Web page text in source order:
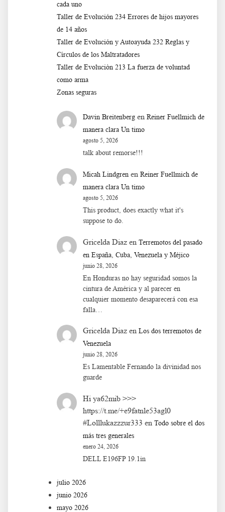
cada uno
Taller de Evolución 234 Errores de hijos mayores
de 14 años
Taller de Evolución y Autoayuda 232 Reglas y
Círculos de los Maltratadores
Taller de Evoluciòn 213 La fuerza de voluntad
como arma
Zonas seguras
Davin Breitenberg en Reiner Fuellmich de
manera clara Un timo
agosto 5, 2026
talk about remorse!!!
Micah Lindgren en Reiner Fuellmich de
manera clara Un timo
agosto 5, 2026
This product, does exactly what it's
suppose to do.
Gricelda Diaz en Terremotos del pasado
en España, Cuba, Venezuela y Méjico
junio 28, 2026
En Honduras no hay seguridad somos la
cintura de América y al parecer en
cualquier momento desaparecerá con esa
falla…
Gricelda Diaz en Los dos terremotos de
Venezuela
junio 28, 2026
Es Lamentable Fernando la divinidad nos
guarde
Hi ya62mib >>>
https://t.me/+e9fatnle53agl0
#Lolllukazzzur333 en Todo sobre el dos
más tres generales
enero 24, 2026
DELL E196FP 19.1in
julio 2026
junio 2026
mayo 2026